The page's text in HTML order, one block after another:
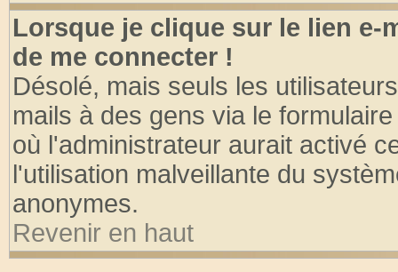
Lorsque je clique sur le lien e-
de me connecter !
Désolé, mais seuls les
mails à des gens via le
où l'administrateur aurait activé
l'utilisation malveillante du
anonymes.
Revenir en haut